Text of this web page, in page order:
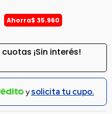
Ahorra$ 35.960
cuotas ¡Sin interés!
ysolicita tu cupo.